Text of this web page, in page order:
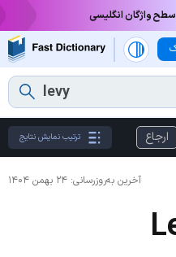
واژگان انگلیسی
ارجاع ترتیب نمایش نتایج
آخرین به‌روزرسانی: ۲۴ بهمن ۱۴۰۴